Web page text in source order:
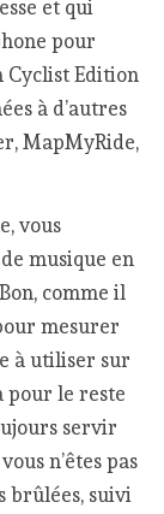
et qui
pour
Cyclist Edition
à d’autres
MapMyRide,
vous
musique en
comme il
mesurer
à utiliser sur
pour le reste
servir
n’êtes pas
brûlées, suivi